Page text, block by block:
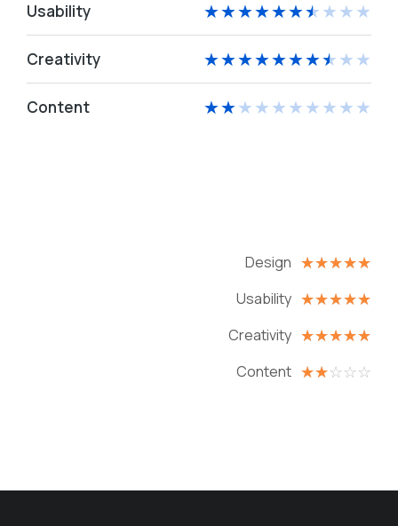
Usability ★★★★★★★ ★ ★ ★
Creativity ★★★★★★★★ ★ ★
Content ★★★ ★ ★ ★ ★ ★ ★ ★
Design ☆☆☆☆☆
Usability ☆☆☆☆☆
Creativity ☆☆☆☆☆
Content ☆☆☆ ☆ ☆